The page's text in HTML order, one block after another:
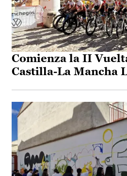
Comienza la II
Castilla-La Mancha